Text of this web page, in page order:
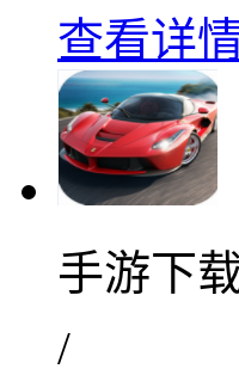
查看详
手游下
/